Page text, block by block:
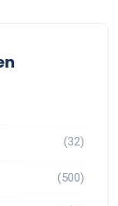
(32)
(500)